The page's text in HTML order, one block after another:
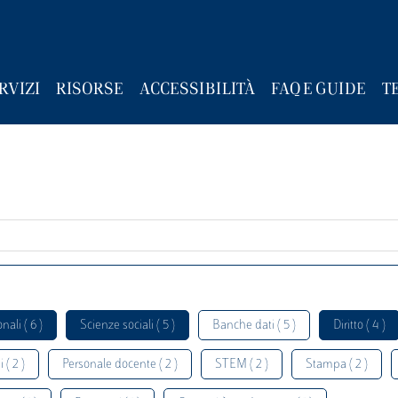
RISORSE ACCESSIBILITÀ FAQ E GUIDE
( 6 ) Scienze sociali ( 5 ) Banche dati ( 5 ) Diritto ( 4 )
( 2 ) Personale docente ( 2 ) STEM ( 2 ) Stampa ( 2 )